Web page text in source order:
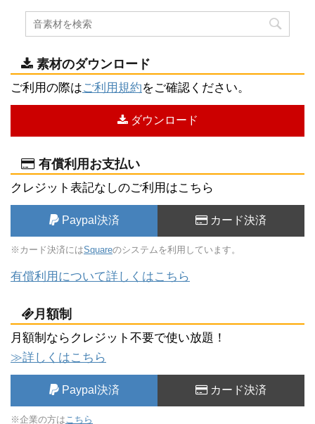
素材のダウンロード
ご利用の際はご利用規約をご確認ください。
ダウンロード
有償利用お支払い
クレジット表記なしのご利用はこちら
Paypal決済 カード決済
※カード決済にはSquareのシステムを利用しています。
有償利用について詳しくはこちら
月額制
月額制ならクレジット不要で使い放題！
≫詳しくはこちら
Paypal決済 カード決済
※企業の方は こちら